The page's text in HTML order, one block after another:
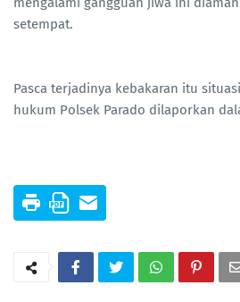
setempat.
Pasca terjadinya kebakaran itu
hukum Polsek Parado dilaporkan